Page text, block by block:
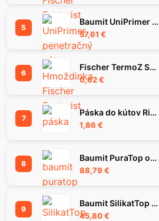
5
Baumit UniPrimer penetračný náter, 25 kg
57,61 €
6
Fischer TermoZ SV II Ecotwist 0-10 hmoždinka
0,62€
7
Páska do kútov Rigips Habito Flex 83 mm
1,86 €
8
Baumit PuraTop omietka 1.5K 25kg
88,79 €
9
Baumit SilikatTop omietka 1,5K, 25 kg
45,80€